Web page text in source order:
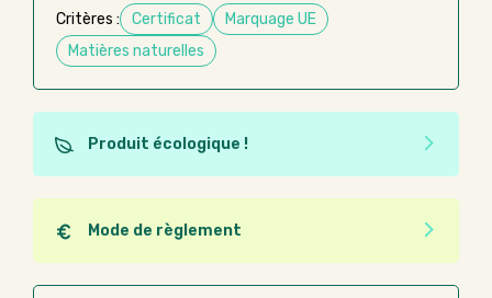
Critères : Certificat
Marquage UE
Matières naturelles
Produit écologique !
Ce produit est éco-conçu, il a été fabriqué à partir de
matériaux recyclés ou recyclables. Ces produits
peuvent plus facilement obtenir une seconde vie
après utilisation. L'origine de fabrication du produit
n'entre pas dans les critères d'éco-conception.
Mode de règlement
Quel que soit le mode de règlement, vous pouvez
passer commande en ligne sur Good Act.